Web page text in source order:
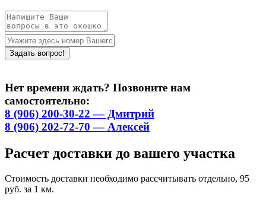
Нет времени ждать? Позвоните нам
самостоятельно:
8 (906) 200-30-22 — Дмитрий
8 (906) 202-72-70 — Алексей
Расчет доставки до вашего участка
Стоимость доставки необходимо рассчитывать отдельно, 95
руб. за 1 км.